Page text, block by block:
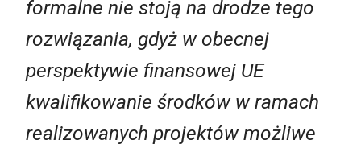
formalne nie stoją na drodze tego
rozwiązania, gdyż w obecnej
perspektywie finansowej UE
kwalifikowanie środków w ramach
realizowanych projektów możliwe